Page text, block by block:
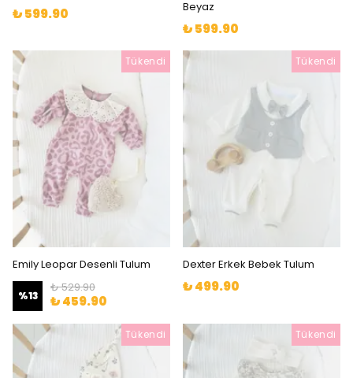
₺ 599.90
Beyaz
₺ 599.90
Tükendi
Emily Leopar Desenli Tulum
%13
₺ 529.90
₺ 459.90
Tükendi
Dexter Erkek Bebek Tulum
₺ 499.90
Tükendi Tükendi